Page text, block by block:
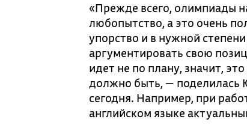
«Прежде всего, олимпиады
любопытство, а это очень
упорство и в нужной
аргументировать свою
идет не по плану, значит,
должно быть, — поделилась
сегодня. Например, при
английском языке